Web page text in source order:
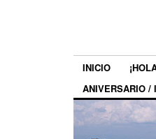
INICIO
ANIVERSARIO /